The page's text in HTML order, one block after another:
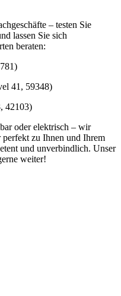
– testen Sie
lassen Sie sich
beraten:
41, 59348)
42103)
oder elektrisch – wir
perfekt zu Ihnen und Ihrem
und unverbindlich. Unser
weiter!